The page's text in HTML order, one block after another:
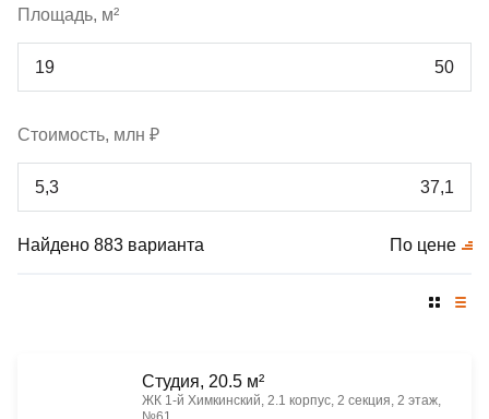
Площадь, м²
Стоимость, млн ₽
Найдено 883 варианта По цене
Cтудия, 20.5 м²
ЖК 1‑й Химкинский, 2.1 корпус, 2 секция, 2 этаж,